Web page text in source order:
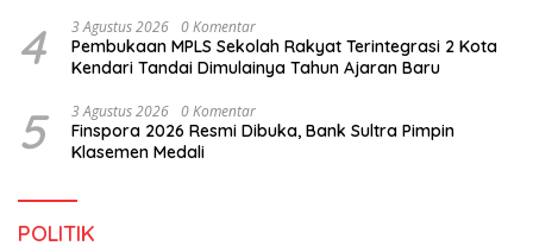
4 3 Agustus 2026 0 Komentar
Pembukaan MPLS Sekolah Rakyat Terintegrasi 2 Kota
Kendari Tandai Dimulainya Tahun Ajaran Baru
5 3 Agustus 2026 0 Komentar
Finspora 2026 Resmi Dibuka, Bank Sultra Pimpin
Klasemen Medali
POLITIK